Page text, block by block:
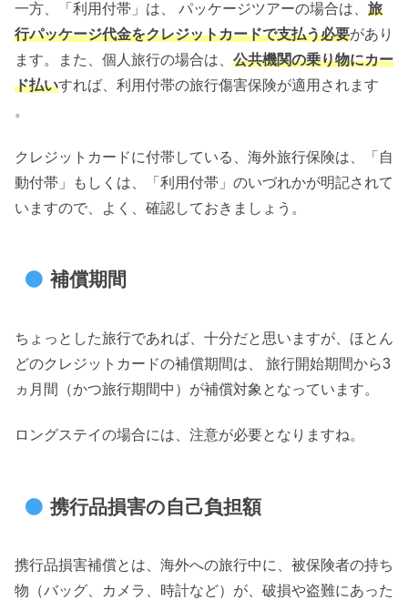
一方、「利用付帯」は、 パッケージツアーの場合は、 旅
行パッケージ代金をクレジットカードで支払う必要があり
ます。また、個人旅行の場合は、 公共機関の乗り物にカー
ド払いすれば、利用付帯の旅行傷害保険が適用されます
。
クレジットカードに付帯している、海外旅行保険は、「自
動付帯」もしくは、「利用付帯」のいづれかが明記されて
いますので、よく、確認しておきましょう。
補償期間
ちょっとした旅行であれば、十分だと思いますが、ほとん
どのクレジットカードの補償期間は、 旅行開始期間から3
ヵ月間（かつ旅行期間中）が補償対象となっています。
ロングステイの場合には、注意が必要となりますね。
携行品損害の自己負担額
携行品損害補償とは、海外への旅行中に、被保険者の持ち
物（バッグ、カメラ、時計など）が、破損や盗難にあった